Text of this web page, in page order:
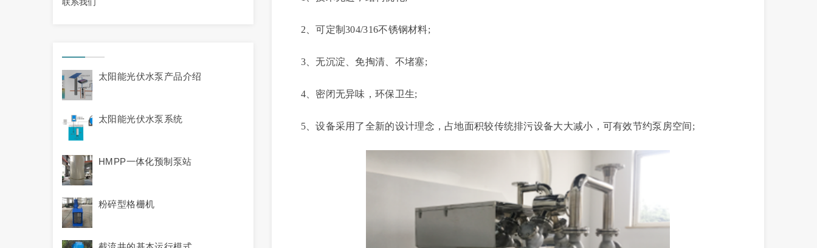
太阳能光伏水泵产品介绍
太阳能光伏水泵系统
HMPP一体化预制泵站
粉碎型格栅机
2、可定制304/316不锈钢材料;
3、无沉淀、免掏清、不堵塞;
4、密闭无异味，环保卫生;
5、设备采用了全新的设计理念，占地面积较传统排污设备大大减小，可有效节约泵房空间;